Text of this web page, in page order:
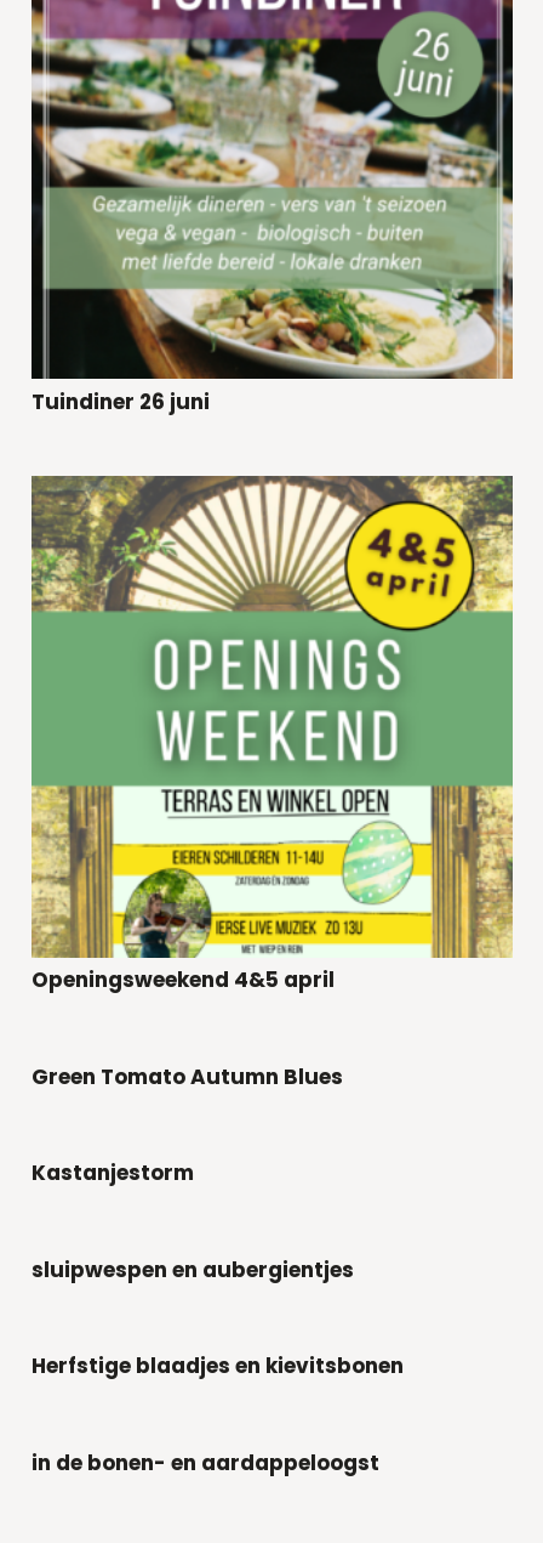
Tuindiner 26 juni
Openingsweekend 4&5 april
Green Tomato Autumn Blues
Kastanjestorm
sluipwespen en aubergientjes
Herfstige blaadjes en kievitsbonen
in de bonen- en aardappeloogst